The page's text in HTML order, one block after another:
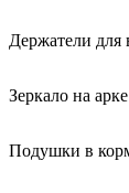
Держатели для
Зеркало на арке
Подушки в